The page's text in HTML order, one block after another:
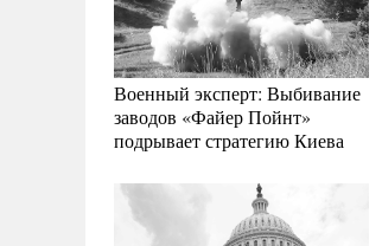
Военный эксперт: Выбивание
заводов «Файер Пойнт»
подрывает стратегию Киева